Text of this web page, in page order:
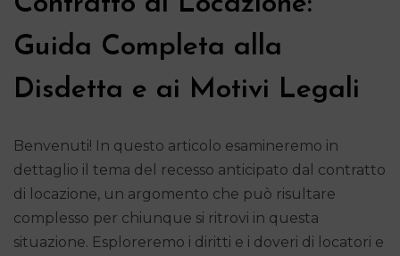
Guida Completa alla
Disdetta e ai Motivi Legali
Benvenuti! In questo articolo esamineremo in
dettaglio il tema del recesso anticipato dal contratto
di locazione, un argomento che può risultare
complesso per chiunque si ritrovi in questa
situazione. Esploreremo i diritti e i doveri di locatori e